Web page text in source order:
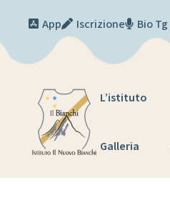
App
Iscrizione Bio Tg
L’istituto
Galleria